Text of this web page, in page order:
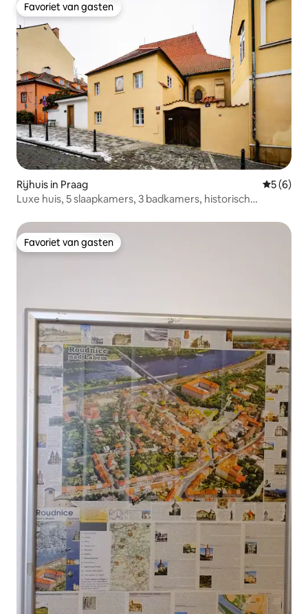
Favoriet van gasten
Favoriet van gasten
Rijhuis in Praag
5 (6)
Luxe huis, 5 slaapkamers, 3 badkamers, historisch
Favoriet van gasten
Favoriet van gasten